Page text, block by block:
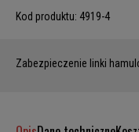
Kod produktu: 4919-4
Zabezpieczenie linki